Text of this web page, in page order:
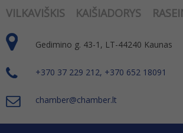
VILKAVIŠKIS
KAIŠIADORYS
Gedimino g. 43-1, LT-44240 Kaunas
+370 37 229 212, +370 652 18091
chamber@chamber.lt